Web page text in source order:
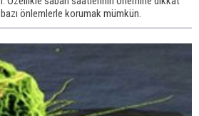
önlemlerle korumak mümkün.